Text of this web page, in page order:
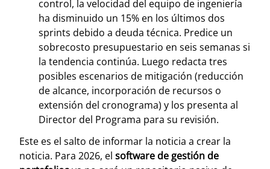
control, la velocidad del equipo de ingeniería
ha disminuido un 15% en los últimos dos
sprints debido a deuda técnica. Predice un
sobrecosto presupuestario en seis semanas si
la tendencia continúa. Luego redacta tres
posibles escenarios de mitigación (reducción
de alcance, incorporación de recursos o
extensión del cronograma) y los presenta al
Director del Programa para su revisión.
Este es el salto de informar la noticia a crear la
noticia. Para 2026, el software de gestión de